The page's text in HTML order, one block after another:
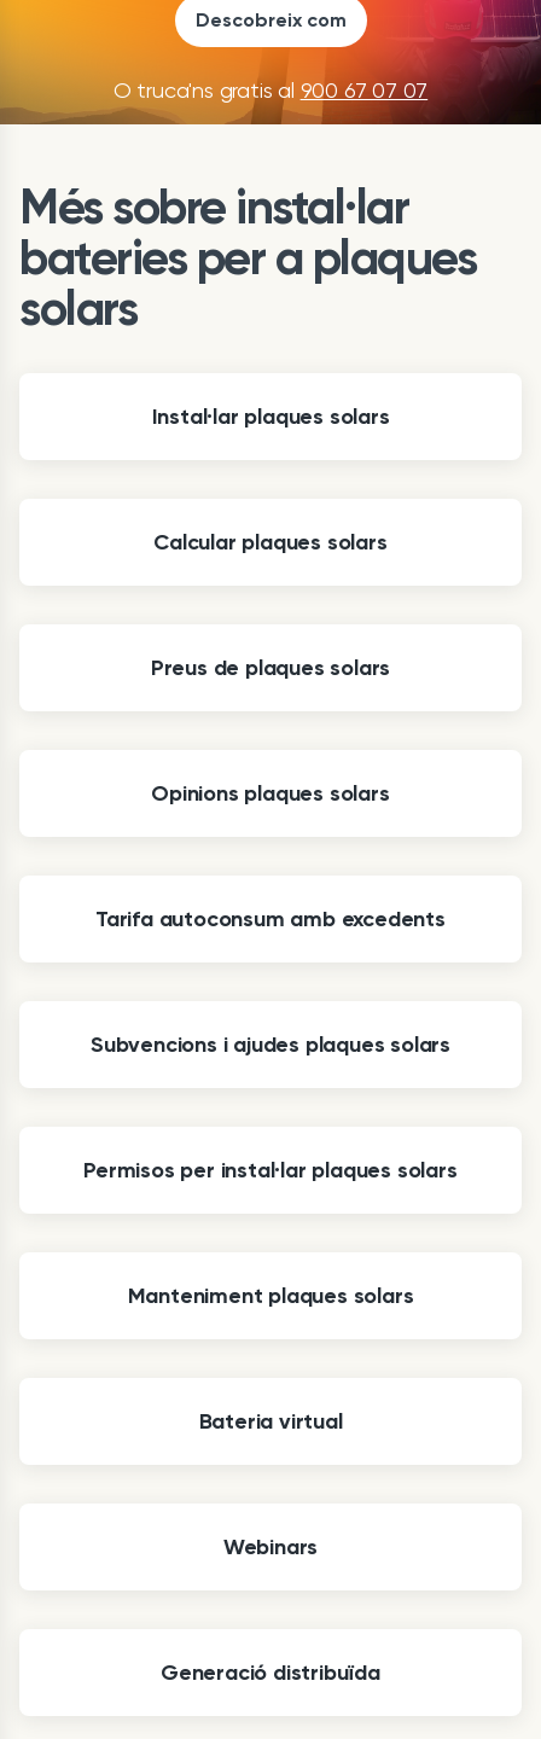
Descobreix com
O truca'ns gratis al 900 67 07 07
Més sobre instal·lar
bateries per a plaques
solars
Instal·lar plaques solars
Calcular plaques solars
Preus de plaques solars
Opinions plaques solars
Tarifa autoconsum amb excedents
Subvencions i ajudes plaques solars
Permisos per instal·lar plaques solars
Manteniment plaques solars
Bateria virtual
Webinars
Generació distribuïda